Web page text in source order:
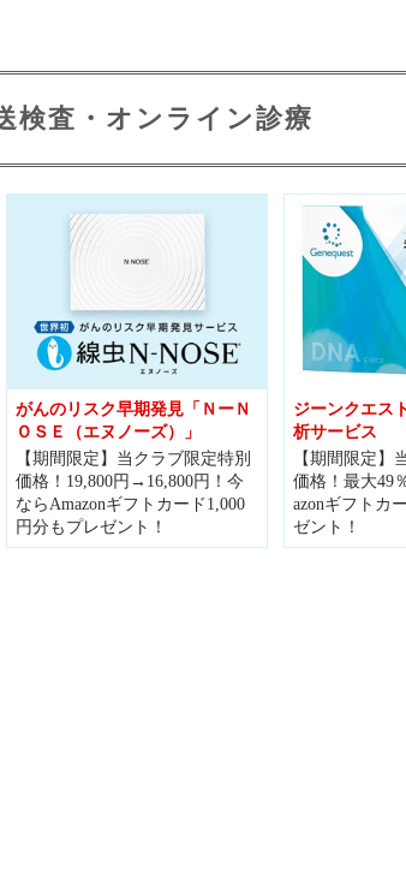
検査・オンライン診療
がんのリスク早期発見「ＮーＮ
ＯＳＥ（エヌノーズ）」
【期間限定】当クラブ限定特別
価格！19,800円→16,800円！今
ならAmazonギフトカード1,000
円分もプレゼント！
ジーンクエス
析サービス
【期間限定】
価格！最大49
azonギフトカ
ゼント！